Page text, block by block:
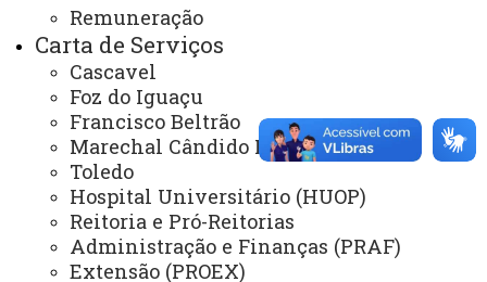
Remuneração
Carta de Serviços
Cascavel
Foz do Iguaçu
Francisco Beltrão
Marechal Cândido Rondon
Toledo
Hospital Universitário (HUOP)
Reitoria e Pró-Reitorias
Administração e Finanças (PRAF)
Extensão (PROEX)
ACESSE
Acesso Restrito (Editores do Portal)
Arquivo Virtual
Bibliotecas
Identidade Visual